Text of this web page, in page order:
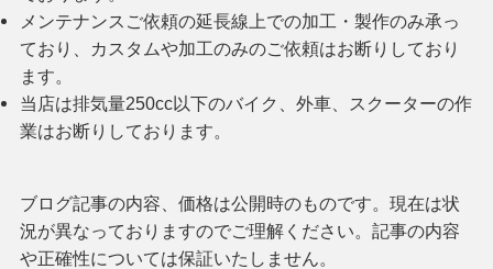
メンテナンスご依頼の延長線上での加工・製作のみ承っ
ており、カスタムや加工のみのご依頼はお断りしており
ます。
当店は排気量250cc以下のバイク、外車、スクーターの作
業はお断りしております。
ブログ記事の内容、価格は公開時のものです。現在は状
況が異なっておりますのでご理解ください。記事の内容
や正確性については保証いたしません。